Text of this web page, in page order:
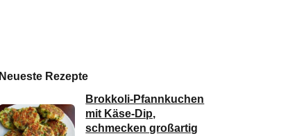
Neueste Rezepte
Brokkoli-Pfannkuchen
mit Käse-Dip,
schmecken großartig